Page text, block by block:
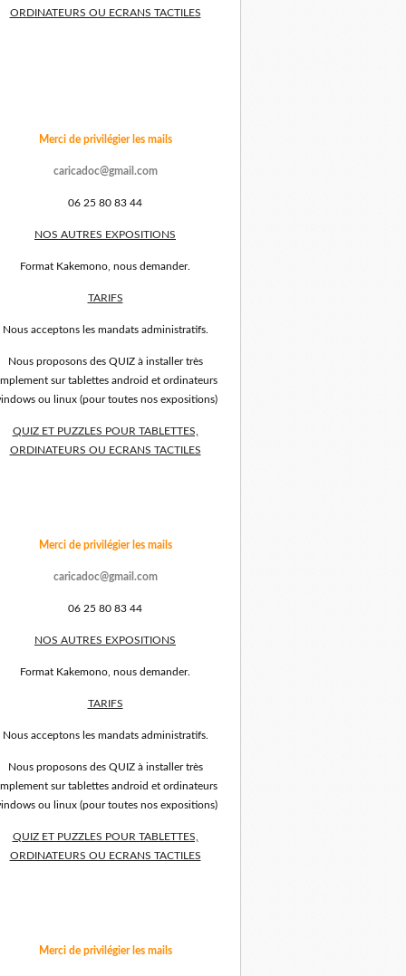
ORDINATEURS OU ECRANS TACTILES
Merci de privilégier les mails
caricadoc@gmail.com
06 25 80 83 44
NOS AUTRES EXPOSITIONS
Format Kakemono, nous demander.
TARIFS
Nous acceptons les mandats administratifs.
Nous proposons des QUIZ à installer très
sur tablettes android et ordinateurs
ou linux (pour toutes nos expositions)
QUIZ ET PUZZLES POUR TABLETTES,
ORDINATEURS OU ECRANS TACTILES
Merci de privilégier les mails
caricadoc@gmail.com
06 25 80 83 44
NOS AUTRES EXPOSITIONS
Format Kakemono, nous demander.
TARIFS
Nous acceptons les mandats administratifs.
Nous proposons des QUIZ à installer très
sur tablettes android et ordinateurs
ou linux (pour toutes nos expositions)
QUIZ ET PUZZLES POUR TABLETTES,
ORDINATEURS OU ECRANS TACTILES
Merci de privilégier les mails